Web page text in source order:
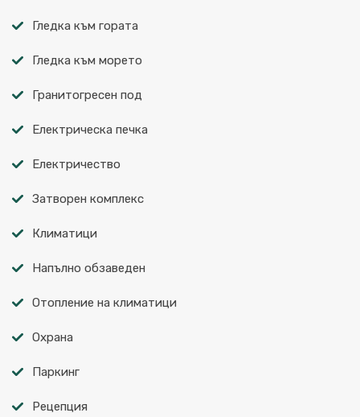
Гледка към гората
Гледка към морето
Гранитогресен под
Електрическа печка
Електричество
Затворен комплекс
Климатици
Напълно обзаведен
Отопление на климатици
Охрана
Паркинг
Рецепция